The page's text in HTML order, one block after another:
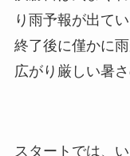
り雨予報が出て
終了後に僅かに
広がり厳しい暑
スタートでは、